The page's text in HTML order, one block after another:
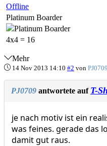
Offline
Platinum Boarder
4x4 = 16
Mehr
14 Nov 2013 14:10 #2 von PJ0709
PJ0709 antwortete auf T-
je nach motiv ist ein
was feines. gerade das
damit gut raus.